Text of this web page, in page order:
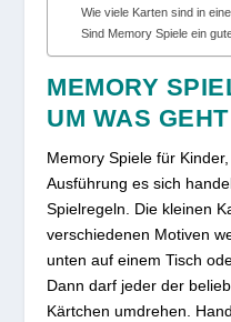
Wie viele Karten sind in
Sind Memory Spiele ein
MEMORY
UM WAS
Memory Spiele für
Ausführung es sich
Spielregeln. Die kleinen
verschiedenen Motiven
unten auf einem Tisch
Dann darf jeder der
Kärtchen umdrehen.